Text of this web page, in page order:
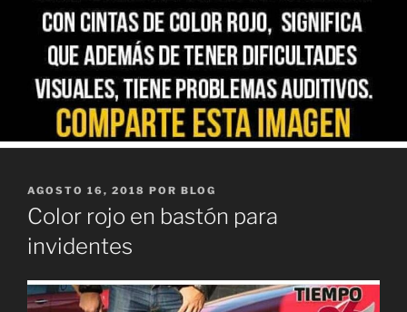
PUBLICADO
EL
AGOSTO 16, 2018 POR BLOG
Color rojo en bastón para
invidentes